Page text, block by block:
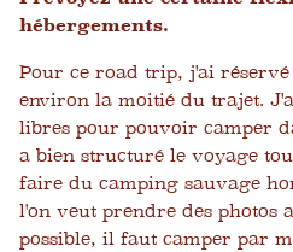
hébergements.
Pour ce road trip, j'ai réservé
environ la moitié du trajet.
libres pour pouvoir camper
a bien structuré le voyage
faire du camping sauvage
l'on veut prendre des photos
possible, il faut camper par